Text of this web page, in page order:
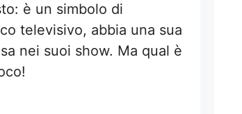
è un simbolo di
televisivo, abbia una sua
nei suoi show. Ma qual è